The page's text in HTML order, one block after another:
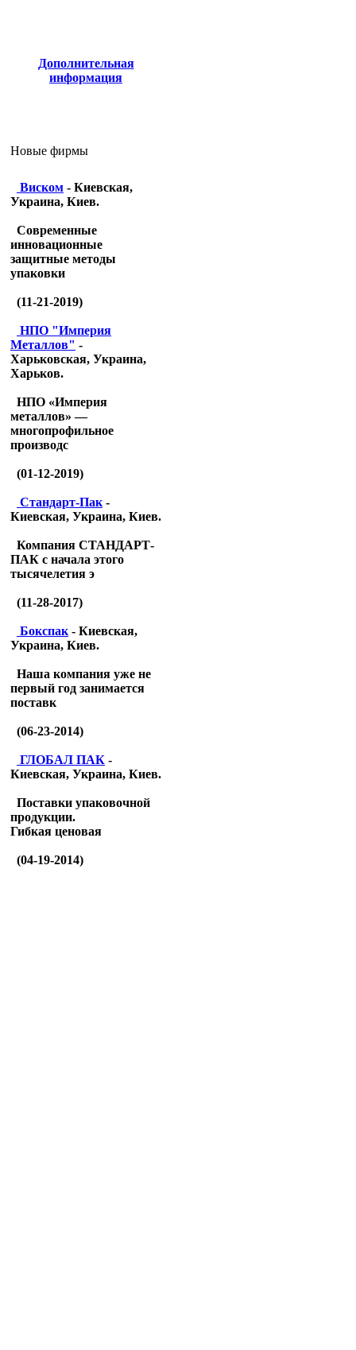
Дополнительная
информация
Новые фирмы
Виском - Киевская,
Украина, Киев.
Современные
инновационные
защитные методы
упаковки
(11-21-2019)
НПО "Империя
Металлов" -
Харьковская, Украина,
Харьков.
НПО «Империя
металлов» —
многопрофильное
производс
(01-12-2019)
Стандарт-Пак -
Киевская, Украина, Киев.
Компания СТАНДАРТ-
ПАК с начала этого
тысячелетия э
(11-28-2017)
Бокспак - Киевская,
Украина, Киев.
Наша компания уже не
первый год занимается
поставк
(06-23-2014)
ГЛОБАЛ ПАК -
Киевская, Украина, Киев.
Поставки упаковочной
продукции.
Гибкая ценовая
(04-19-2014)